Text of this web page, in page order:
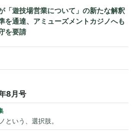
「遊技場営業について」の新たな解釈
を通達、アミューズメントカジノへも
を要請
8月号
という、選択肢。